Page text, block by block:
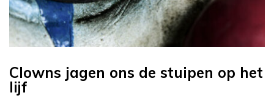
Clowns jagen ons de stuipen op het
lijf